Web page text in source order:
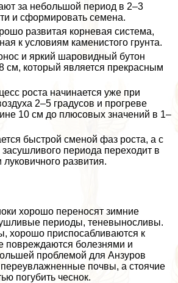
за небольшой период в 2–3
и сформировать семена.
развитая корневая система,
к условиям каменистого грунта.
и яркий шаровидный бутон
см, который является прекрасным
роста начинается уже при
2–5 градусов и прогреве
10 см до плюсовых значений в 1–
быстрой сменой фаз роста, а с
периода переходит в
развития.
хорошо переносят зимние
периоды, теневыносливы.
хорошо приспосабливаются к
повреждаются болезнями и
проблемой для Анзуров
почвы, а стоячие
погубить чеснок.